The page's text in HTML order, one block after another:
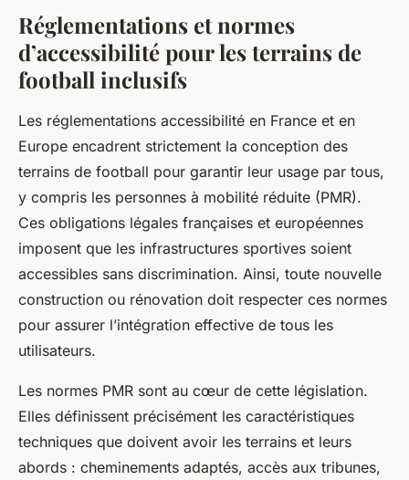
Réglementations et normes
d’accessibilité pour les terrains de
football inclusifs
Les réglementations accessibilité en France et en
Europe encadrent strictement la conception des
terrains de football pour garantir leur usage par tous,
y compris les personnes à mobilité réduite (PMR).
Ces obligations légales françaises et européennes
imposent que les infrastructures sportives soient
accessibles sans discrimination. Ainsi, toute nouvelle
construction ou rénovation doit respecter ces normes
pour assurer l’intégration effective de tous les
utilisateurs.
Les normes PMR sont au cœur de cette législation.
Elles définissent précisément les caractéristiques
techniques que doivent avoir les terrains et leurs
abords : cheminements adaptés, accès aux tribunes,